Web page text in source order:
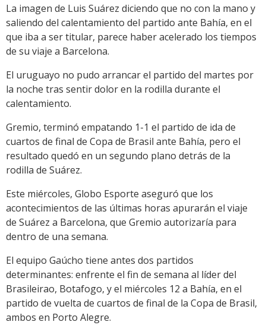
Link
La imagen de Luis Suárez diciendo que no con la mano y
saliendo del calentamiento del partido ante Bahía, en el
que iba a ser titular, parece haber acelerado los tiempos
de su viaje a Barcelona.
El uruguayo no pudo arrancar el partido del martes por
la noche tras sentir dolor en la rodilla durante el
calentamiento.
Gremio, terminó empatando 1-1 el partido de ida de
cuartos de final de Copa de Brasil ante Bahía, pero el
resultado quedó en un segundo plano detrás de la
rodilla de Suárez.
Este miércoles, Globo Esporte aseguró que los
acontecimientos de las últimas horas apurarán el viaje
de Suárez a Barcelona, que Gremio autorizaría para
dentro de una semana.
El equipo Gaúcho tiene antes dos partidos
determinantes: enfrente el fin de semana al líder del
Brasileirao, Botafogo, y el miércoles 12 a Bahía, en el
partido de vuelta de cuartos de final de la Copa de Brasil,
ambos en Porto Alegre.